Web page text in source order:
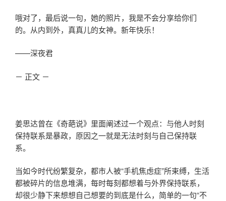
哦对了，最后说一句，她的照片，我是不会分享给你们
的。从内到外，真真儿的女神。新年快乐！
——深夜君
－ 正文 －
姜思达曾在《奇葩说》里面阐述过一个观点：与他人时刻
保持联系是暴政，原因之一就是无法时刻与自己保持联
系。
当如今时代纷繁复杂，都市人被“手机焦虑症”所束缚，生活
都被碎片的信息堆满，每时每刻都想着与外界保持联系，
却很少静下来想想自己想要的到底是什么，简单的一句“不